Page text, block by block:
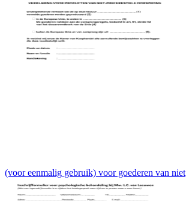
(voor eenmalig gebruik) voor goederen van niet